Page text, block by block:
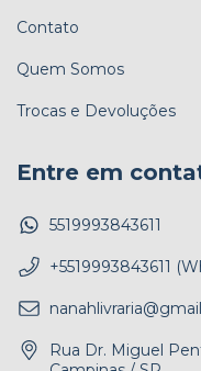
Contato
Quem Somos
Trocas e Devoluções
Entre em
5519993843611
+5519993843611
Rua Dr. Miguel